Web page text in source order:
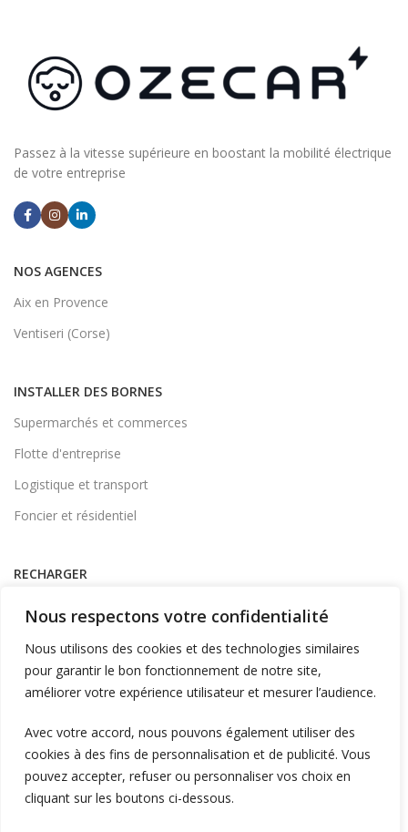
Nous respectons votre confidentialité
Nous utilisons des cookies et des technologies similaires
pour garantir le bon fonctionnement de notre site,
améliorer votre expérience utilisateur et mesurer l’audience.
Avec votre accord, nous pouvons également utiliser des
cookies à des fins de personnalisation et de publicité. Vous
pouvez accepter, refuser ou personnaliser vos choix en
cliquant sur les boutons ci-dessous.
Passez à la vitesse supérieure en boostant la mobilité électrique
de votre entreprise
NOS AGENCES
Aix en Provence
Ventiseri (Corse)
INSTALLER DES BORNES
Supermarchés et commerces
Flotte d'entreprise
Logistique et transport
Foncier et résidentiel
RECHARGER
A Domicile
Télécharger l'application
LIENS UTILES
L'entreprise